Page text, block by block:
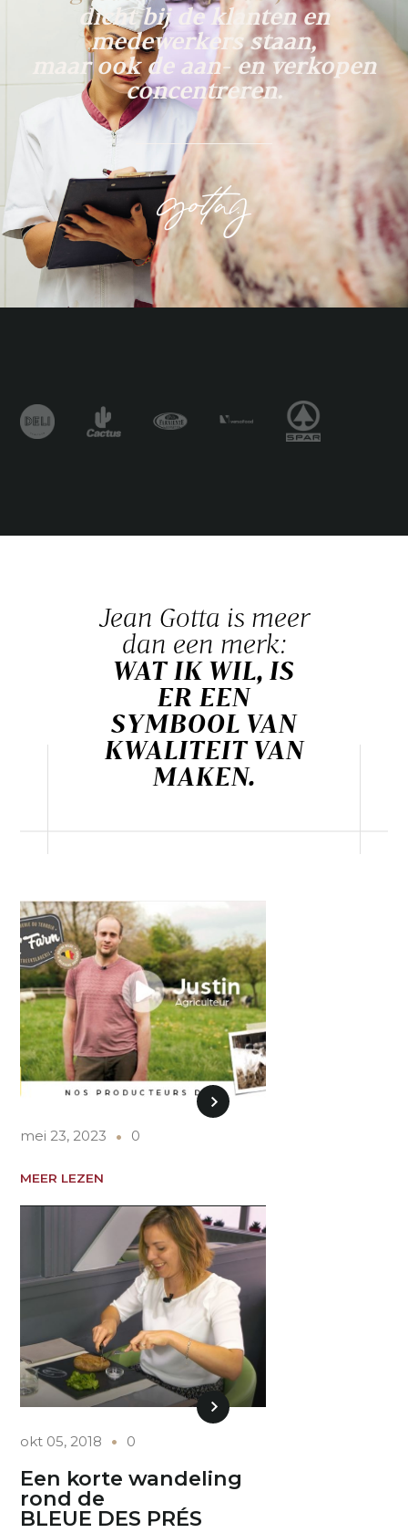
dicht bij de klanten en
medewerkers staan,
maar ook de aan- en verkopen
concentreren.
Jean Gotta is meer
dan een merk:
WAT IK WIL, IS
ER EEN
SYMBOOL VAN
KWALITEIT VAN
MAKEN.
mei 23, 2023 0
MEER LEZEN
okt 05, 2018 0
Een korte wandeling
rond de
BLEUE DES PRÉS